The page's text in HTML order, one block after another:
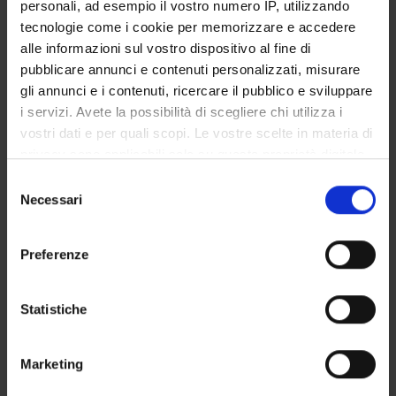
personali, ad esempio il vostro numero IP, utilizzando
tecnologie come i cookie per memorizzare e accedere
alle informazioni sul vostro dispositivo al fine di
pubblicare annunci e contenuti personalizzati, misurare
gli annunci e i contenuti, ricercare il pubblico e sviluppare
i servizi. Avete la possibilità di scegliere chi utilizza i
vostri dati e per quali scopi. Le vostre scelte in materia di
modificare o revocare il proprio consenso in qualsiasi
momento dalla Dichiarazione sui cookie o facendo clic
raccogliere informazioni sulla tua posizione
geografica, con un'approssimazione di qualche
Identificare il tuo dispositivo, scansionandolo
delNecessari
Preferenze
Statistiche
Marketing
PARTECIPANTI AL PROGETTO
Paola Artoni
Professore a contratto
Leonardo Mancini
Professore associato
Cultore della materia
AREE DI RICERCA COINVOLTE DAL PROGETTO